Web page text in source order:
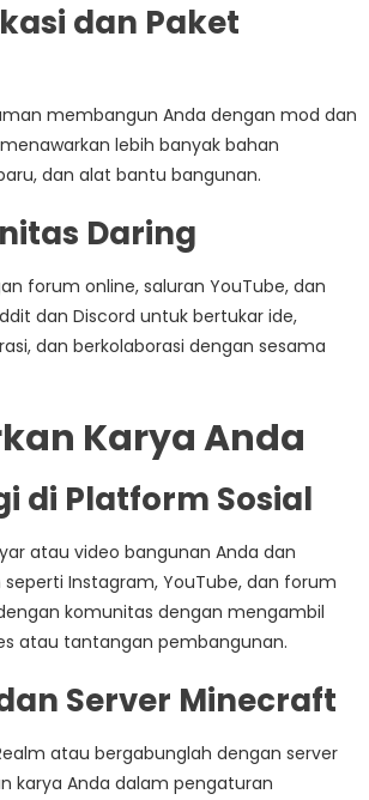
dan Paket
membangun Anda dengan mod dan
lebih banyak bahan
dan alat bantu bangunan.
Daring
forum online, saluran YouTube, dan
dan Discord untuk bertukar ide,
dan berkolaborasi dengan sesama
Karya Anda
di Platform Sosial
atau video bangunan Anda dan
Instagram, YouTube, dan forum
komunitas dengan mengambil
atau tantangan pembangunan.
Server Minecraft
atau bergabunglah dengan server
karya Anda dalam pengaturan